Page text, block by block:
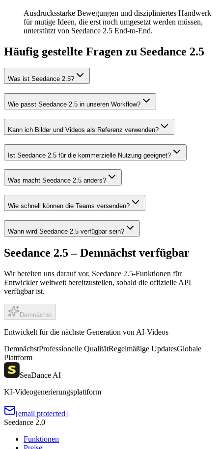
Ausdrucksstarke Bewegungen und diszipliniertes Handwerk
für mutige Ideen, die erst noch umgesetzt werden müssen,
unterstützt von Seedance 2.5 End-to-End.
Häufig gestellte Fragen zu Seedance 2.5
Was ist Seedance 2.5?
Wie passt Seedance 2.5 in unseren Workflow?
Kann ich Bilder und Videos als Referenz verwenden?
Ist Seedance 2.5 für die kommerzielle Nutzung geeignet?
Was macht Seedance 2.5 anders?
Wie schnell können die Teams versenden?
Wann wird Seedance 2.5 verfügbar sein?
Seedance 2.5 – Demnächst verfügbar
Wir bereiten uns darauf vor, Seedance 2.5-Funktionen für
Entwickler weltweit bereitzustellen, sobald die offizielle API
verfügbar ist.
Demnächst
Entwickelt für die nächste Generation von AI-Videos
DemnächstProfessionelle QualitätRegelmäßige UpdatesGlobale
Plattform
SeaDance AI
KI-Videogenerierungsplattform
[email protected]
Seedance 2.0
Funktionen